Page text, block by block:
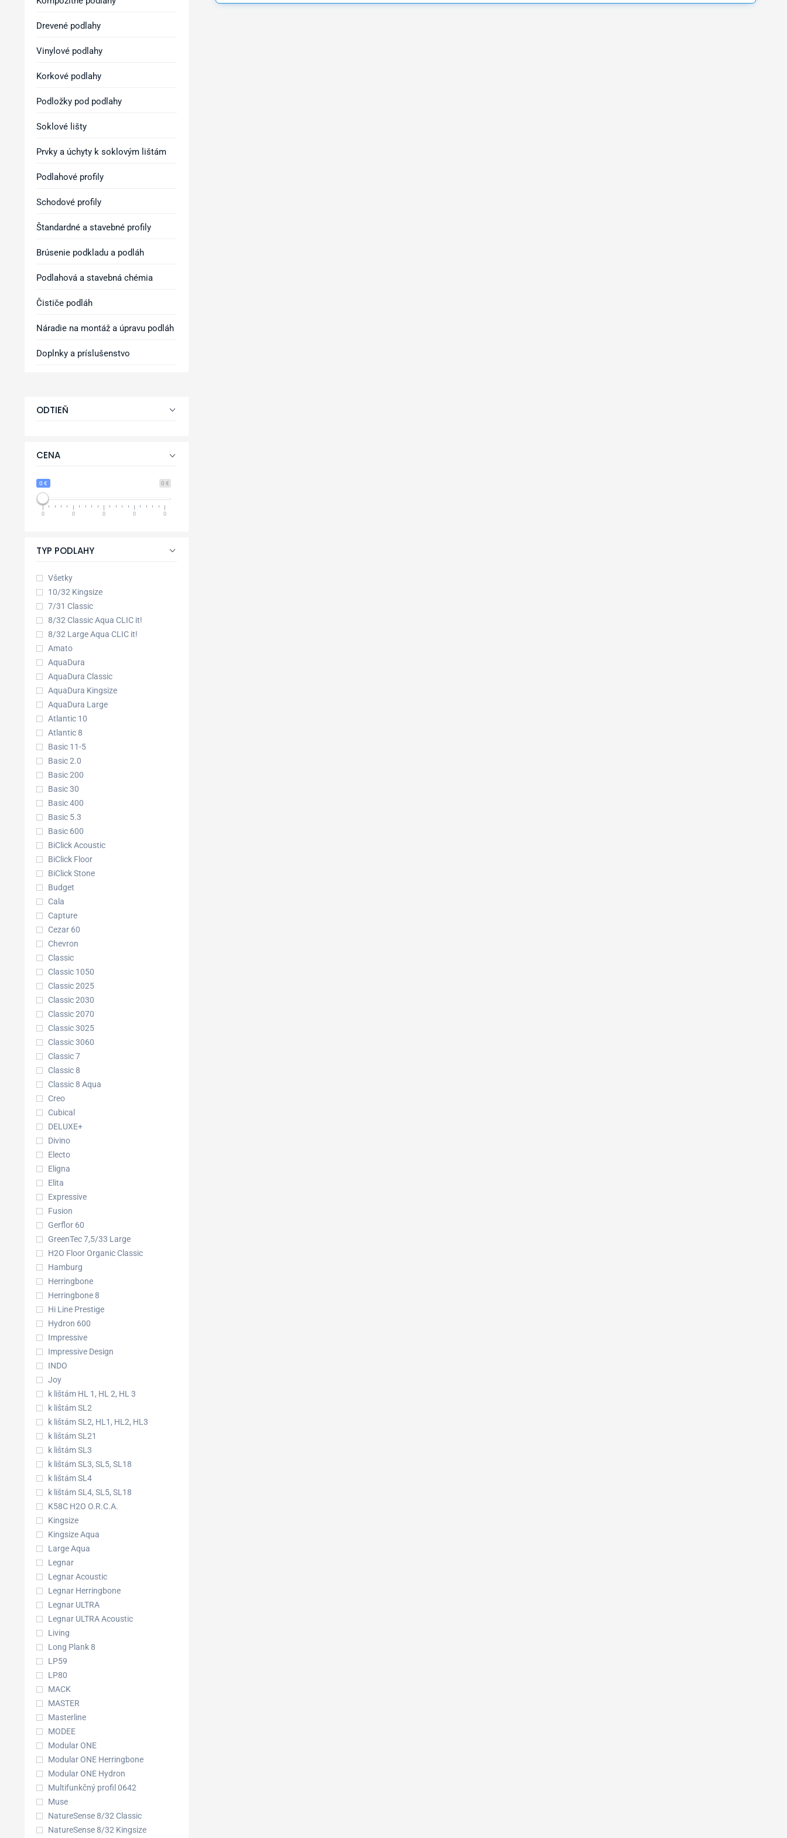
Drevené podlahy
Vinylové podlahy
Korkové podlahy
Podložky pod podlahy
Soklové lišty
Prvky a úchyty k soklovým lištám
Podlahové profily
Schodové profily
Štandardné a stavebné profily
Brúsenie podkladu a podláh
Podlahová a stavebná chémia
Čističe podláh
Náradie na montáž a úpravu podláh
Doplnky a príslušenstvo
ODTIEŇ
CENA
0 €
0 €
0 0 0 0 0
TYP PODLAHY
Všetky
10/32 Kingsize
7/31 Classic
8/32 Classic Aqua CLIC it!
8/32 Large Aqua CLIC it!
Amato
AquaDura
AquaDura Classic
AquaDura Kingsize
AquaDura Large
Atlantic 10
Atlantic 8
Basic 11-5
Basic 2.0
Basic 200
Basic 30
Basic 400
Basic 5.3
Basic 600
BiClick Acoustic
BiClick Floor
BiClick Stone
Budget
Cala
Capture
Cezar 60
Chevron
Classic
Classic 1050
Classic 2025
Classic 2030
Classic 2070
Classic 3025
Classic 3060
Classic 7
Classic 8
Classic 8 Aqua
Creo
Cubical
DELUXE+
Divino
Electo
Eligna
Elita
Expressive
Fusion
Gerflor 60
GreenTec 7,5/33 Large
H2O Floor Organic Classic
Hamburg
Herringbone
Herringbone 8
Hi Line Prestige
Hydron 600
Impressive
Impressive Design
INDO
Joy
k lištám HL 1, HL 2, HL 3
k lištám SL2
k lištám SL2, HL1, HL2, HL3
k lištám SL21
k lištám SL3
k lištám SL3, SL5, SL18
k lištám SL4
k lištám SL4, SL5, SL18
K58C H2O O.R.C.A.
Kingsize
Kingsize Aqua
Large Aqua
Legnar
Legnar Acoustic
Legnar Herringbone
Legnar ULTRA
Legnar ULTRA Acoustic
Living
Long Plank 8
LP59
LP80
MACK
MASTER
Masterline
MODEE
Modular ONE
Modular ONE Herringbone
Modular ONE Hydron
Multifunkčný profil 0642
Muse
NatureSense 8/32 Classic
NatureSense 8/32 Kingsize